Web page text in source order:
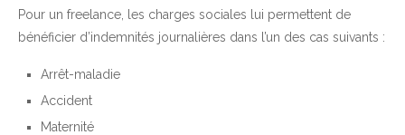
Pour un freelance, les charges sociales lui permettent de
bénéficier d’indemnités journalières dans l’un des cas suivants :
Arrêt-maladie
Accident
Maternité